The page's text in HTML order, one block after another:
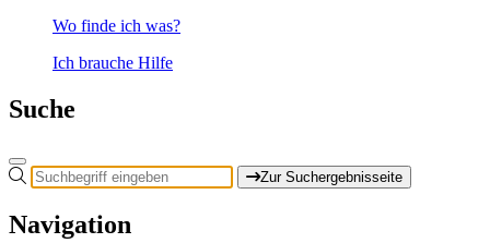
Wo finde ich was?
Ich brauche Hilfe
Suche
Zur Suchergebnisseite
Navigation